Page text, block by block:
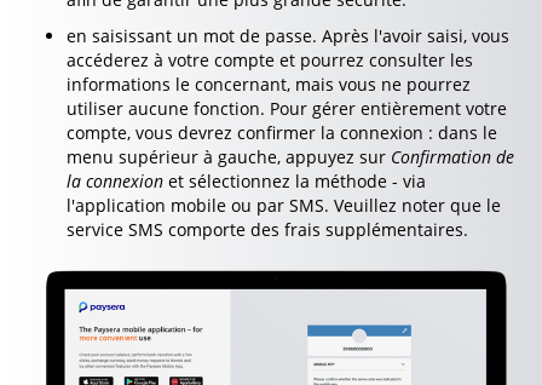
en saisissant un mot de passe. Après l'avoir saisi, vous
accéderez à votre compte et pourrez consulter les
informations le concernant, mais vous ne pourrez
utiliser aucune fonction. Pour gérer entièrement votre
compte, vous devrez confirmer la connexion : dans le
menu supérieur à gauche, appuyez sur Confirmation de
la connexion et sélectionnez la méthode - via
l'application mobile ou par SMS. Veuillez noter que le
service SMS comporte des frais supplémentaires.